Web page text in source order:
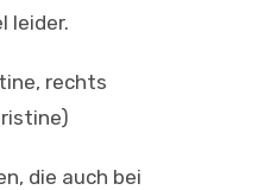
leider.
rechts
die auch bei